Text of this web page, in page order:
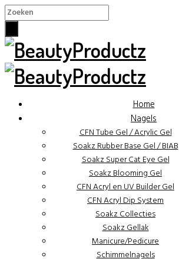
Home
Nagels
CFN Tube Gel / Acrylic Gel
Soakz Rubber Base Gel / BIAB
Soakz Super Cat Eye Gel
Soakz Blooming Gel
CFN Acryl en UV Builder Gel
CFN Acryl Dip System
Soakz Collecties
Soakz Gellak
Manicure/Pedicure
Schimmelnagels